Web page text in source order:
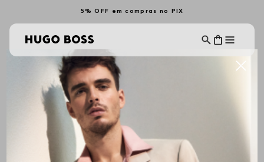
5% OFF em compras no PIX